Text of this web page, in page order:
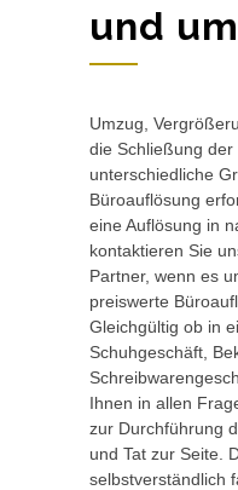
und
Umzug,
die Schließung der
unterschiedliche
Büroauflösung
eine Auflösung in
kontaktieren Sie
Partner, wenn es
preiswerte
Gleichgültig ob in
Schuhgeschäft,
Ihnen in allen
zur Durchführung
und Tat zur Seite.
selbstverständlich